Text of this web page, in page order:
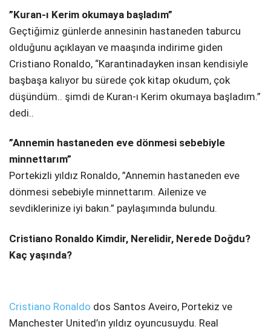
Telegram
”Kuran-ı Kerim okumaya başladım”
Geçtiğimiz günlerde annesinin hastaneden taburcu
olduğunu açıklayan ve maaşında indirime giden
Cristiano Ronaldo, “Karantinadayken insan kendisiyle
başbaşa kalıyor bu sürede çok kitap okudum, çok
düşündüm.. şimdi de Kuran-ı Kerim okumaya başladım.”
dedi..
”Annemin hastaneden eve dönmesi sebebiyle
minnettarım”
Portekizli yıldız Ronaldo, ”Annemin hastaneden eve
dönmesi sebebiyle minnettarım. Ailenize ve
sevdiklerinize iyi bakın.” paylaşımında bulundu.
Cristiano Ronaldo Kimdir, Nerelidir, Nerede Doğdu?
Kaç yaşında?
Cristiano Ronaldo dos Santos Aveiro, Portekiz ve
Manchester United’ın yıldız oyuncusuydu. Real